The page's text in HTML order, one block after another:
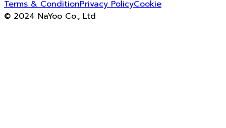
Terms & ConditionPrivacy PolicyCookie
© 2024 NaYoo Co., Ltd